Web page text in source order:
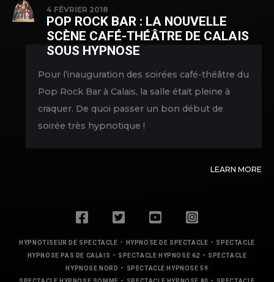
4 FÉVRIER 2018
POP ROCK BAR : LA NOUVELLE
SCÈNE CAFÉ-THÉÂTRE DE CALAIS
SOUS HYPNOSE
Pour l’inauguration des soirées café-théâtre du
Pop Rock Bar à Calais, la salle était pleine à
craquer. De quoi passer un bon début de
soirée très hypnotique !
LEARN MORE
HYPNOTISEUR DE SPECTACLE - HYPNOSE DE SPECTACLE - SPECTACLE
HYPNOSE PAS DE CALAIS - SPECTACLE HYPNOSE 62 - SPECTACLE
HYPNOSE NORD -
SPECTACLE HYPNOSE 59